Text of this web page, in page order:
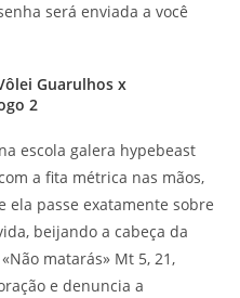
será enviada a você
Guarulhos x
2
escola galera hypebeast
a fita métrica nas mãos,
ela passe exatamente sobre
beijando a cabeça da
matarás» Mt 5, 21,
e denuncia a